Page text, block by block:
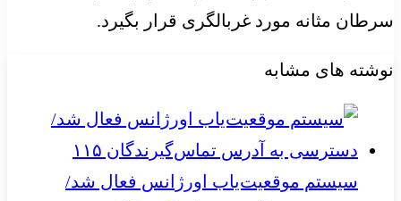
سرطان مثانه مورد غربالگری قرار بگیرد.
نوشته های مشابه
سیستم موقعیت‌یاب اورژانس فعال شد/